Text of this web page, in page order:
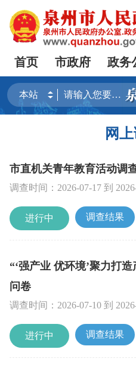
首页 市政府 政务
网
进行中
市直机关青年教育活动调
调查时间： 2026-07-17 到
调查结果
进行中
“‘强产业 优环境’聚力打
问卷
调查时间： 2026-07-10 到
调查结果